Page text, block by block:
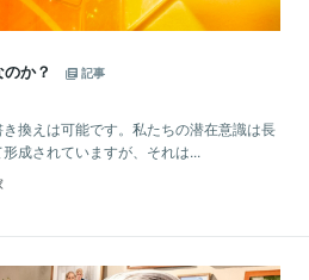
か？
記事
換えは可能です。私たちの潜在意識は長
成されていますが、それは...